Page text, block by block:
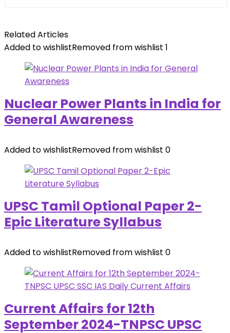
Related Articles
Added to wishlistRemoved from wishlist 1
Nuclear Power Plants in India for
General Awareness
Added to wishlistRemoved from wishlist 0
UPSC Tamil Optional Paper 2-
Epic Literature Syllabus
Added to wishlistRemoved from wishlist 0
Current Affairs for 12th
September 2024-TNPSC UPSC